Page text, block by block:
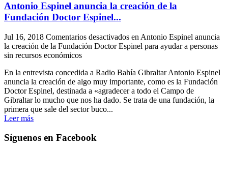
Antonio Espinel anuncia la creación de la
Fundación Doctor Espinel...
Jul 16, 2018 Comentarios desactivados en Antonio Espinel anuncia
la creación de la Fundación Doctor Espinel para ayudar a personas
sin recursos económicos
En la entrevista concedida a Radio Bahía Gibraltar Antonio Espinel
anuncia la creación de algo muy importante, como es la Fundación
Doctor Espinel, destinada a «agradecer a todo el Campo de
Gibraltar lo mucho que nos ha dado. Se trata de una fundación, la
primera que sale del sector buco...
Leer más
Síguenos en Facebook